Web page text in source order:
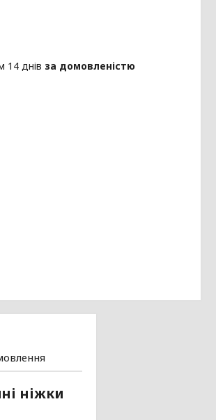
14 днів за домовленістю
ніжки